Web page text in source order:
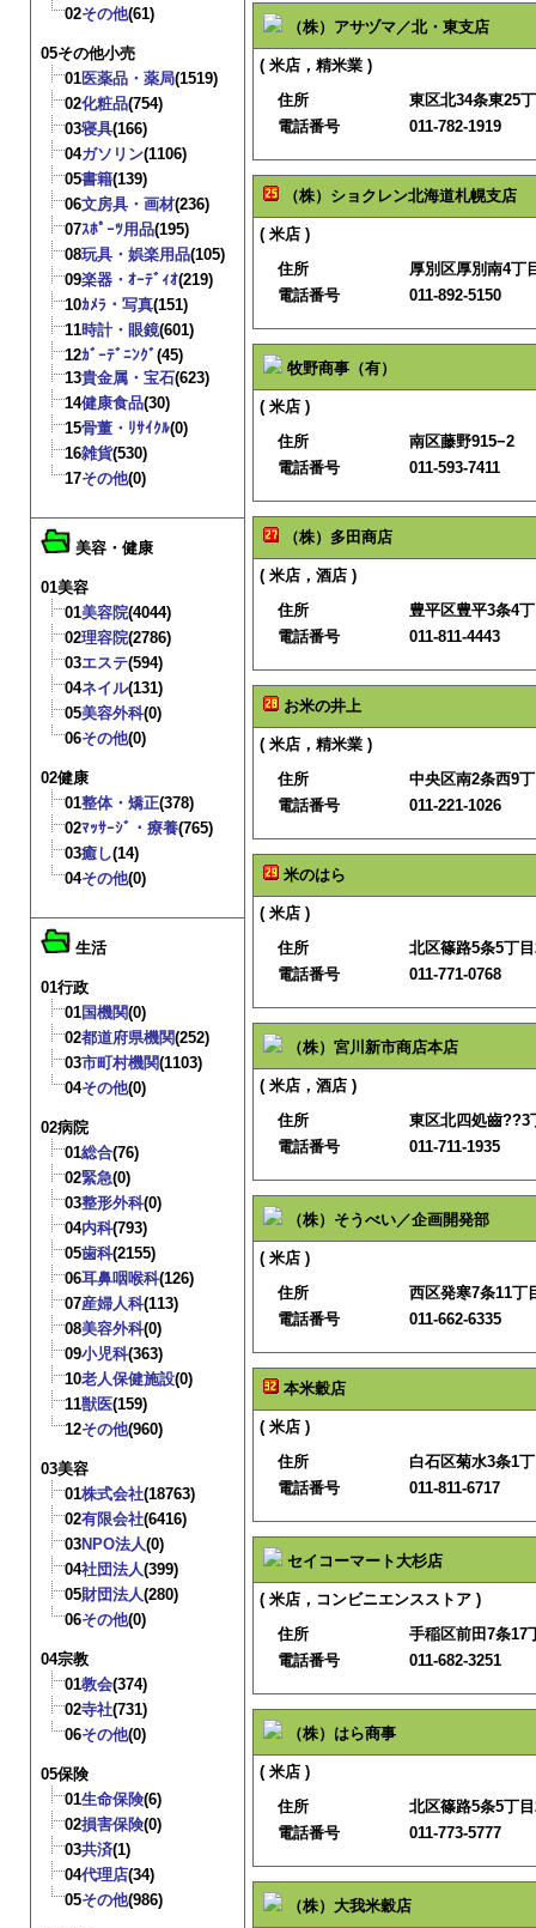
02その他(61)
05その他小売
01医薬品・薬局(1519)
02化粧品(754)
03寝具(166)
04ガソリン(1106)
05書籍(139)
06文房具・画材(236)
07ｽﾎﾟｰﾂ用品(195)
08玩具・娯楽用品(105)
09楽器・ｵｰﾃﾞｨｵ(219)
10ｶﾒﾗ・写真(151)
11時計・眼鏡(601)
12ｶﾞｰﾃﾞﾆﾝｸﾞ(45)
13貴金属・宝石(623)
14健康食品(30)
15骨董・ﾘｻｲｸﾙ(0)
16雑貨(530)
17その他(0)
美容・健康
01美容
01美容院(4044)
02理容院(2786)
03エステ(594)
04ネイル(131)
05美容外科(0)
06その他(0)
02健康
01整体・矯正(378)
02ﾏｯｻｰｼﾞ・療養(765)
03癒し(14)
04その他(0)
生活
01行政
01国機関(0)
02都道府県機関(252)
03市町村機関(1103)
04その他(0)
02病院
01総合(76)
02緊急(0)
03整形外科(0)
04内科(793)
05歯科(2155)
06耳鼻咽喉科(126)
07産婦人科(113)
08美容外科(0)
09小児科(363)
10老人保健施設(0)
11獣医(159)
12その他(960)
03美容
01株式会社(18763)
02有限会社(6416)
03NPO法人(0)
04社団法人(399)
05財団法人(280)
06その他(0)
04宗教
01教会(374)
02寺社(731)
06その他(0)
05保険
01生命保険(6)
02損害保険(0)
03共済(1)
04代理店(34)
05その他(986)
（株）アサヅマ／北・東支店
( 米店，精米業 )
住所
東区北34条東25
電話番号
011-782-1919
（株）ショクレン北海道札幌支店
( 米店 )
住所
厚別区厚別南4丁
電話番号
011-892-5150
牧野商事（有）
( 米店 )
住所
南区藤野915−2
電話番号
011-593-7411
（株）多田商店
( 米店，酒店 )
住所
豊平区豊平3条4
電話番号
011-811-4443
お米の井上
( 米店，精米業 )
住所
中央区南2条西9
電話番号
011-221-1026
米のはら
( 米店 )
住所
北区篠路5条5丁
電話番号
011-771-0768
（株）宮川新市商店本店
( 米店，酒店 )
住所
東区北四処齒??3
電話番号
011-711-1935
（株）そうべい／企画開発部
( 米店 )
住所
西区発寒7条11丁
電話番号
011-662-6335
本米穀店
( 米店 )
住所
白石区菊水3条1
電話番号
011-811-6717
セイコーマート大杉店
( 米店，コンビニエンスストア )
住所
手稲区前田7条17
電話番号
011-682-3251
（株）はら商事
( 米店 )
住所
北区篠路5条5丁
電話番号
011-773-5777
（株）大我米穀店